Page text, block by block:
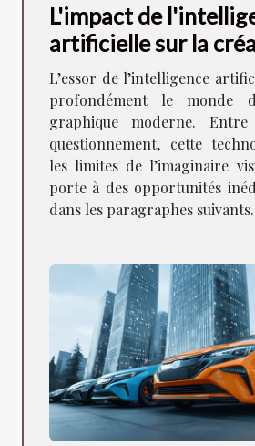
L'impact de
artificielle sur la
graphique moderne
L’essor de l’intelligence
profondément le monde
graphique moderne.
questionnement, cette
les limites de l’imaginaire
porte à des opportunités
dans les paragraphes